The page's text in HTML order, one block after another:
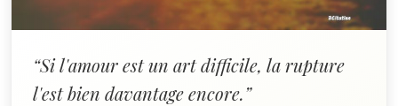
“Si l'amour est un art difficile, la rupture
l'est bien davantage encore.”